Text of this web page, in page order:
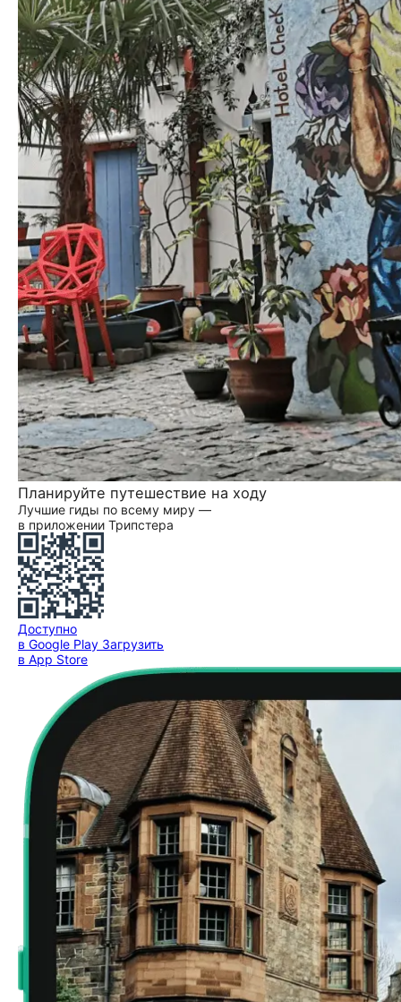
Планируйте путешествие на ходу
Лучшие гиды по всему миру —
в приложении Трипстера
Доступно
в Google Play Загрузить
в App Store